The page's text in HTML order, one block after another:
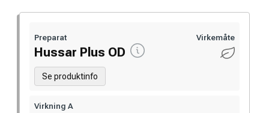
Preparat
Hussar Plus OD
Se produktinfo
Virkemåte
Virkning A